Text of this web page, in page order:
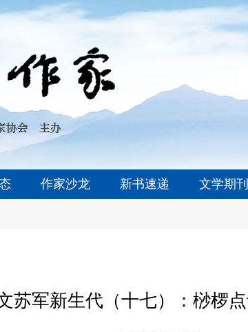
作家沙龙 新书速递 文学期刊
苏军新生代（十七）：桫椤